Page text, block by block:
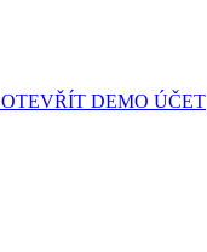
OTEVŘÍT DEMO ÚČET